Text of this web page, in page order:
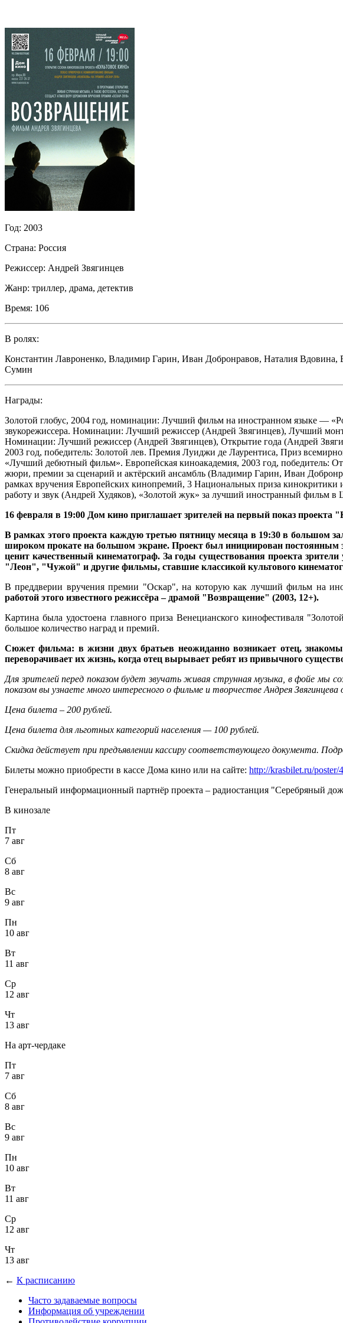
Год: 2003
Страна: Россия
Режиссер: Андрей Звягинцев
Жанр: триллер, драма, детектив
Время: 106
В ролях:
Константин Лавроненко, Владимир Гарин, Иван Добронравов, Наталия Вдовина,
Сумин
Награды:
Золотой глобус, 2004 год, номинации: Лучший фильм на иностранном языке —
звукорежиссера. Номинации: Лучший режиссер (Андрей Звягинцев), Лучший
Номинации: Лучший режиссер (Андрей Звягинцев), Открытие года (Андрей
2003 год, победитель: Золотой лев. Премия Луиджи де Лаурентиса, Приз
«Лучший дебютный фильм». Европейская киноакадемия, 2003 год,
жюри, премии за сценарий и актёрский ансамбль (Владимир Гарин, Иван
рамках вручения Европейских кинопремий, 3 Национальных приза
работу и звук (Андрей Худяков), «Золотой жук» за лучший иностранный фильм в
16 февраля в 19:00 Дом кино приглашает зрителей на первый показ проекта
В рамках этого проекта каждую третью пятницу месяца в 19:30 в большом
широком прокате на большом экране. Проект был инициирован постоянным
ценит качественный кинематограф. За годы существования проекта
"Леон", "Чужой" и другие фильмы, ставшие классикой культового
В преддверии вручения премии "Оскар", на которую как лучший фильм на
работой этого известного режиссёра – драмой "Возвращение" (2003, 12+).
Картина была удостоена главного приза Венецианского кинофестиваля
большое количество наград и премий.
Сюжет фильма: в жизни двух братьев неожиданно возникает отец,
переворачивает их жизнь, когда отец вырывает ребят из привычного
Для зрителей перед показом будет звучать живая струнная музыка, в фойе мы
показом вы узнаете много интересного о фильме и творчестве Андрея
Цена билета – 200 рублей.
Цена билета для льготных категорий населения — 100 рублей.
Скидка действует при предъявлении кассиру соответствующего документа.
Билеты можно приобрести в кассе Дома кино или на сайте: http://krasbilet.ru/poster/
Генеральный информационный партнёр проекта – радиостанция "Серебряный
В кинозале
Пт
7 авг
Сб
8 авг
Вс
9 авг
Пн
10 авг
Вт
11 авг
Ср
12 авг
Чт
13 авг
На арт-чердаке
Пт
7 авг
Сб
8 авг
Вс
9 авг
Пн
10 авг
Вт
11 авг
Ср
12 авг
Чт
13 авг
← К расписанию
Часто задаваемые вопросы
Информация об учреждении